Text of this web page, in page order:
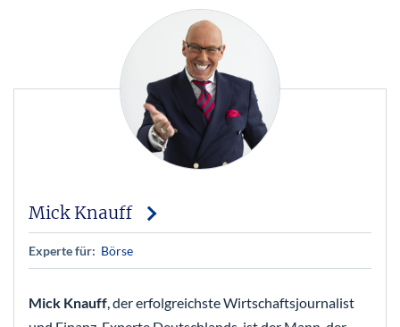
Mick Knauff
Experte für: Börse
Mick Knauff , der erfolgreichste Wirtschaftsjournalist